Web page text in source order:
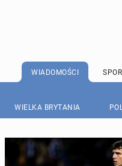
WIADOMOŚCI
WIELKA BRYTANIA